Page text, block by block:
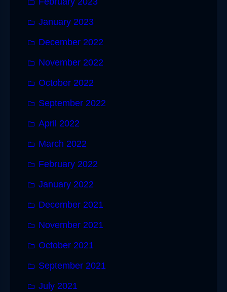
January 2023
December 2022
November 2022
October 2022
September 2022
April 2022
March 2022
February 2022
January 2022
December 2021
November 2021
October 2021
September 2021
July 2021